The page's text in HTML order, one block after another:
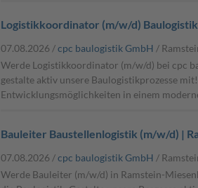
Logistikkoordinator (m/w/d)
07.08.2026 /cpc baulogistik GmbH /
Werde Logistikkoordinator (m/w/d) bei cpc
gestalte aktiv unsere Baulogistikprozesse
Entwicklungsmöglichkeiten in einem
Bauleiter Baustellenlogistik (m/w/d) |
07.08.2026 /cpc baulogistik GmbH /
Werde Bauleiter (m/w/d) in Ramstein-